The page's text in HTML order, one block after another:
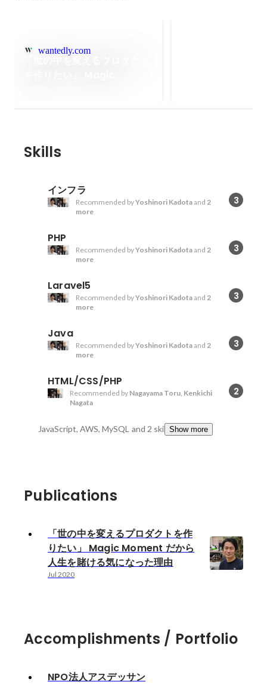
wantedly.com
（http://
Skills
インフラ
3
Recommended byYoshinori Kadotaand 2
more
PHP
3
Recommended byYoshinori Kadotaand 2
more
Laravel5
3
Recommended byYoshinori Kadotaand 2
more
Java
3
Recommended byYoshinori Kadotaand 2
more
HTML/CSS/PHP
2
Recommended by Nagayama Toru, Kenkichi
Nagata
JavaScript, AWS, MySQL and 2 skillsShow more
Publications
「世の中を変えるプロダクトを作
りたい」 Magic Moment だから
人生を賭ける気になった理由
Jul 2020
Accomplishments / Portfolio
NPO法人アスデッサン